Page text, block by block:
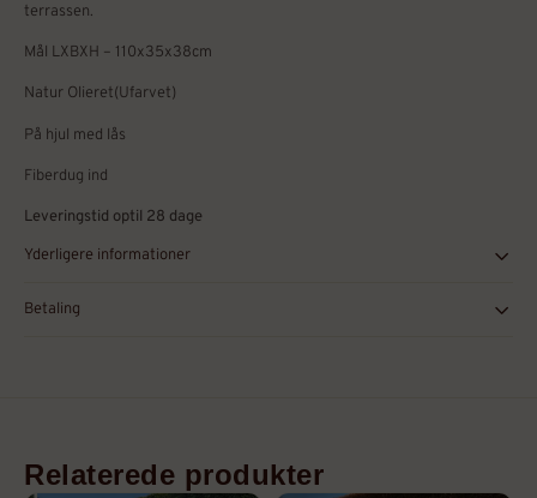
terrassen.
Mål LXBXH – 110x35x38cm
Natur Olieret(Ufarvet)
På hjul med lås
Fiberdug ind
Leveringstid optil 28 dage
Yderligere informationer
Betaling
Relaterede produkter